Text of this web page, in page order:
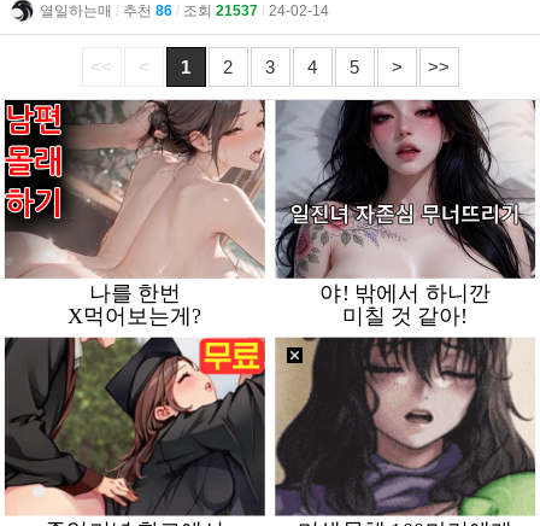
열일하는매 l 추천 86 l 조회 21537 l 24-02-14
<< < 1 2 3 4 5 > >>